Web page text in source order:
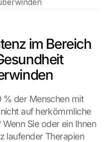
im Bereich
% der Menschen mit
auf herkömmliche
Sie oder ein Ihnen
laufender Therapien